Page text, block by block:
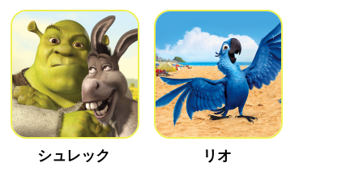
シュレック リオ